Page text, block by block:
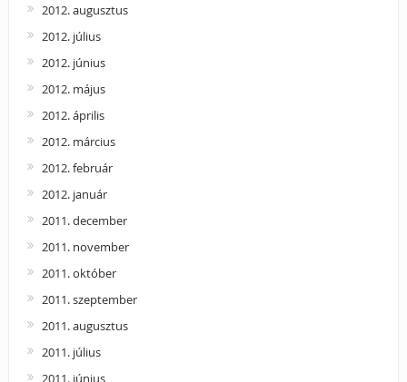
2012. augusztus
2012. július
2012. június
2012. május
2012. április
2012. március
2012. február
2012. január
2011. december
2011. november
2011. október
2011. szeptember
2011. augusztus
2011. július
2011. június